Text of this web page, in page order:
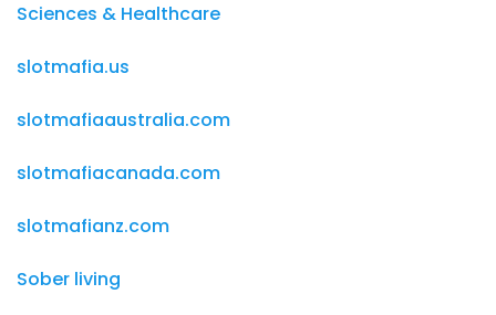
Sciences & Healthcare
slotmafia.us
slotmafiaaustralia.com
slotmafiacanada.com
slotmafianz.com
Sober living